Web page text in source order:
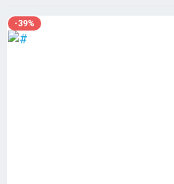
-39%